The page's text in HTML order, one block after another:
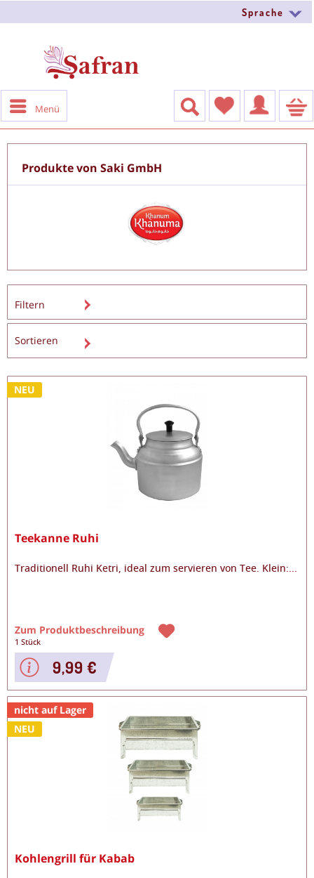
Sprache
Menü
Produkte von Saki GmbH
Filtern
NEU
Teekanne Ruhi
Traditionell Ruhi Ketri, ideal zum servieren von Tee. Klein:...
Zum Produktbeschreibung
1 Stück
9,99 €
nicht auf Lager
NEU
Kohlengrill für Kabab